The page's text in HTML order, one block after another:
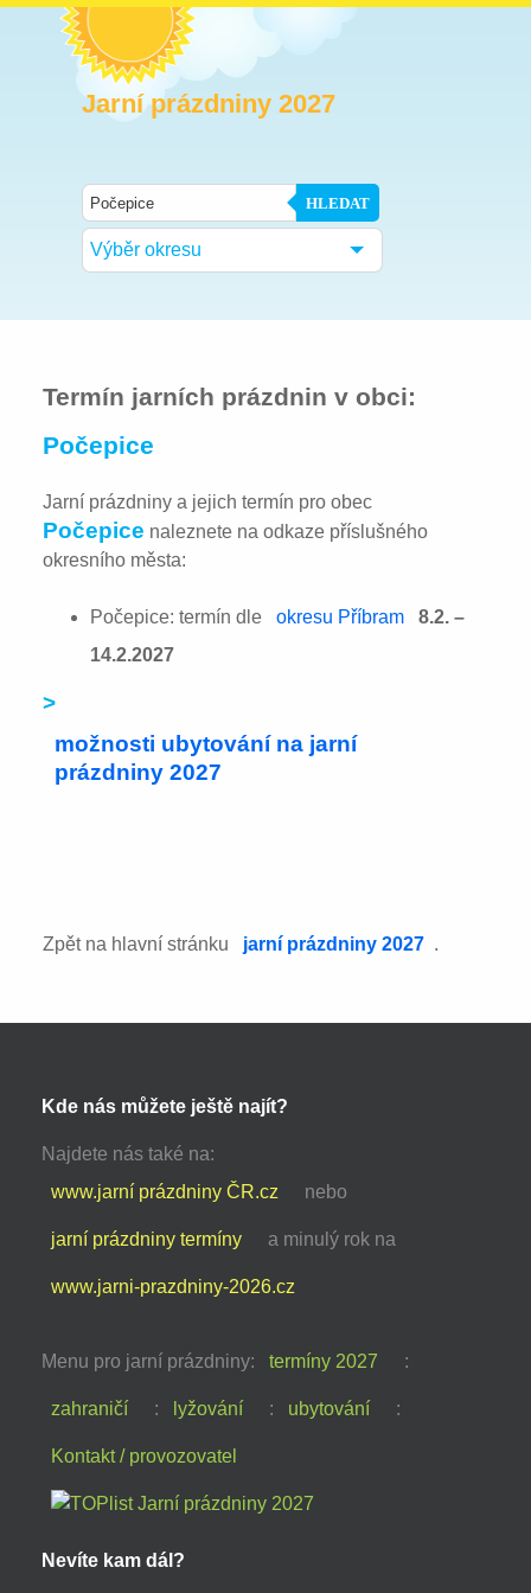
Jarní prázdniny 2027
HLEDAT
Výběr okresu
Termín jarních prázdnin v obci:
Počepice
Jarní prázdniny a jejich termín pro obec
Počepice naleznete na odkaze příslušného
okresního města:
Počepice: termín dle okresu Příbram
8.2. –
14.2.2027
>
možnosti ubytování na jarní
prázdniny 2027
Zpět na hlavní stránku jarní prázdniny 2027 .
Kde nás můžete ještě najít?
Najdete nás také na:
www.jarní prázdniny ČR.cz
nebo
jarní prázdniny termíny a minulý rok na
www.jarni-prazdniny-2026.cz
Menu pro jarní prázdniny: termíny 2027 :
zahraničí : lyžování : ubytování :
Kontakt / provozovatel
Nevíte kam dál?